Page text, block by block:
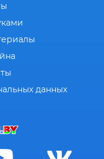
данных